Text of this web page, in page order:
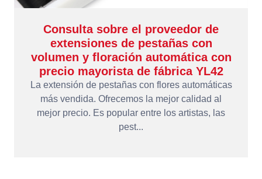
Consulta sobre el proveedor de
extensiones de pestañas con
volumen y floración automática con
precio mayorista de fábrica YL42
La extensión de pestañas con flores automáticas
más vendida. Ofrecemos la mejor calidad al
mejor precio. Es popular entre los artistas, las
pest...